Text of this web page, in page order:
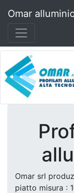
Omar
Omar srl
piatto misura :